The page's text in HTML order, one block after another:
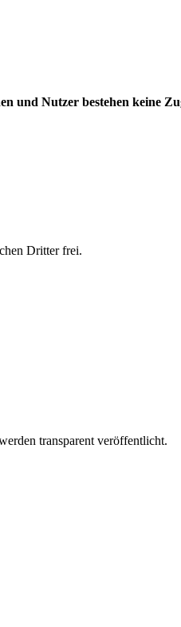
und Nutzer bestehen keine
Dritter frei.
transparent veröffentlicht.